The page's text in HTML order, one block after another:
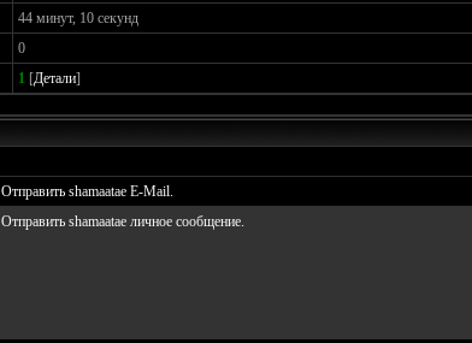
44 минут, 10 секунд
0
1 [Детали]
Отправить shamaatae E-Mail.
Отправить shamaatae личное сообщение.